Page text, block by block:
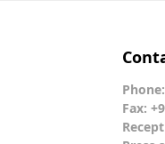
Fax: